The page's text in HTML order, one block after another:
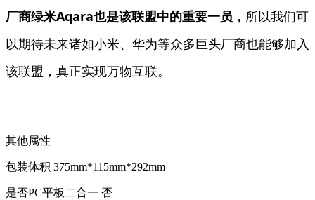
厂商绿米Aqara也是该联盟中的重要一员， 所以我们可
以期待未来诸如小米、华为等众多巨头厂商也能够加入
该联盟，真正实现万物互联。
其他属性
包装体积 375mm*115mm*292mm
是否PC平板二合一 否